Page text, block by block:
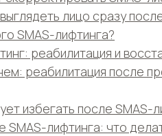
лицо сразу
SMAS-лифтинга?
реабилитация и
реабилитация после
избегать после SMAS-
SMAS-лифтинга: что